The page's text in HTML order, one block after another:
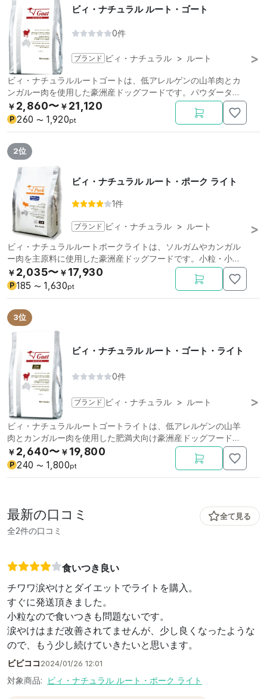
ビィ・ナチュラル ルート・ゴート
0件
ブランド ビィ・ナチュラル > ルート
ビィ・ナチュラルルートゴートは、低アレルゲンの山羊肉とカ
ンガルー肉を使用した豪洲産ドッグフードです。パウダータイ
プ。
￥ 2,860〜 ￥ 21,120
P 260 〜 1,920pt
2位
ビィ・ナチュラル ルート・ポーク ライト
1件
ブランド ビィ・ナチュラル > ルート
ビィ・ナチュラルルートポークライトは、ソルガムやカンガル
ー肉を主原料に使用した豪洲産ドッグフードです。小粒・小
袋。
￥ 2,035〜 ￥ 17,930
P 185 〜 1,630pt
3位
ビィ・ナチュラル ルート・ゴート・ライト
0件
ブランド ビィ・ナチュラル > ルート
ビィ・ナチュラルルートゴートライトは、低アレルゲンの山羊
肉とカンガルー肉を使用した肥満犬向け豪洲産ドッグフードで
す。小粒。小袋。
￥ 2,640〜 ￥ 19,800
P 240 〜 1,800pt
最新の口コミ
全2件の口コミ
全て見る
食いつき良い
チワワ涙やけとダイエットでライトを購入。
すぐに発送頂きました。
小粒なので食いつきも問題ないです。
涙やけはまだ改善されてませんが、少し良くなったような
ので、もう少し続けていきたいと思います。
ビビココ 2024/01/26 12:01
対象商品: ビィ・ナチュラル ルート・ポーク ライト